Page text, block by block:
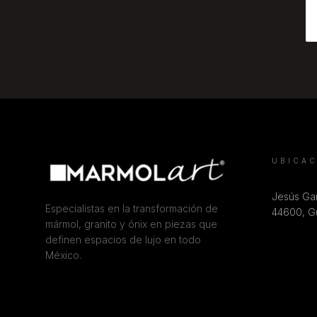
Especialistas en la transformación de
mármol, granito y ónix en piezas que
definen espacios de lujo en todo
México.
Jesús
44600,